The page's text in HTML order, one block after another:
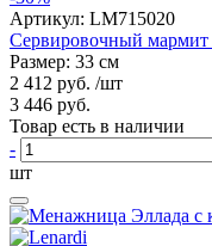
Артикул: LM715020
Сервировочный мармит
Размер: 33 см
2 412 руб. /шт
3 446 руб.
Товар есть в наличии
-
шт